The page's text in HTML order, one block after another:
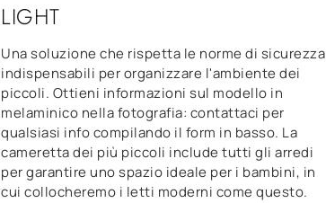
LIGHT
Una soluzione che rispetta le norme di sicurezza
indispensabili per organizzare l'ambiente dei
piccoli. Ottieni informazioni sul modello in
melaminico nella fotografia: contattaci per
qualsiasi info compilando il form in basso. La
cameretta dei più piccoli include tutti gli arredi
per garantire uno spazio ideale per i bambini, in
cui collocheremo i letti moderni come questo.